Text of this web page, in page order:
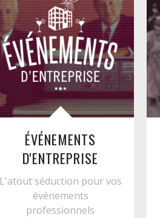
ÉVÉNEMENTS
D'ENTREPRISE
L'atout séduction pour vos
événements
professionnels